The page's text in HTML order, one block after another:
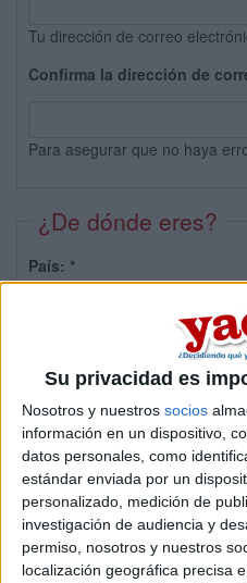
Su privacidad es
Nosotros y nuestros socios
información en un dispositivo,
datos personales, como
estándar enviada por un
personalizado, medición de
investigación de audiencia y
permiso, nosotros y nuestros
localización geográfica precisa
Tu dirección de correo
Confirma la dirección de
Para asegurar que no haya
¿De dónde eres?
País: *
Sobre ti
Soy:*
Chico
Chica